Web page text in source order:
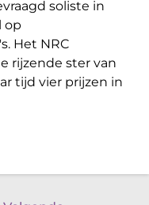
soliste in
op
Het NRC
rijzende ster van
tijd vier prijzen in